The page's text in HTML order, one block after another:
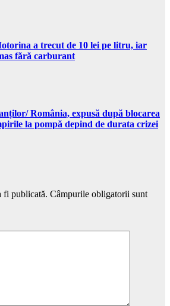
a trecut de 10 lei pe litru, iar
fără carburant
România, expusă după blocarea
la pompă depind de durata crizei
fi publicată. Câmpurile obligatorii sunt